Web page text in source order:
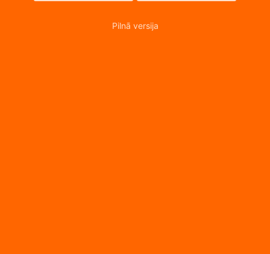
Pilnā versija